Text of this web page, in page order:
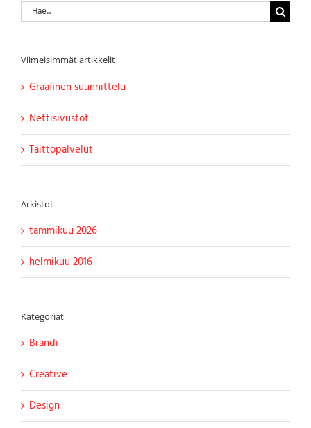
Etsi
...
Viimeisimmät artikkelit
Graafinen suunnittelu
Nettisivustot
Taittopalvelut
Arkistot
tammikuu 2026
helmikuu 2016
Kategoriat
Brändi
Creative
Design